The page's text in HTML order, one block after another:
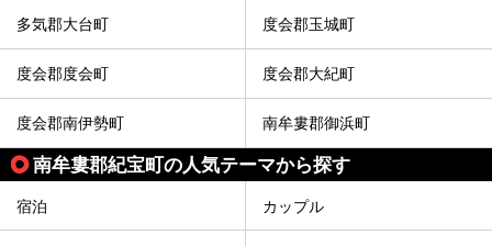
多気郡大台町 度会郡玉城町
度会郡度会町 度会郡大紀町
度会郡南伊勢町 南牟婁郡御浜町
南牟婁郡紀宝町の人気テーマから探す
宿泊 カップル